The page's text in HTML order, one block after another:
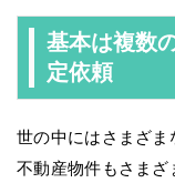
基本は複数
定依頼
世の中にはさまざ
不動産物件もさまざ